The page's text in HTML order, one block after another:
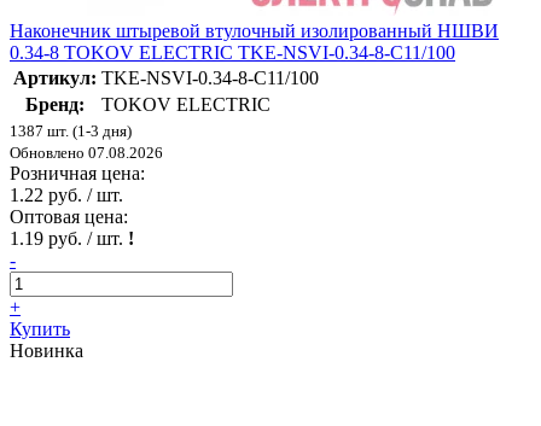
Наконечник штыревой втулочный изолированный НШВИ
0.34-8 TOKOV ELECTRIC TKE-NSVI-0.34-8-C11/100
Артикул: TKE-NSVI-0.34-8-C11/100
Бренд:
TOKOV ELECTRIC
1387 шт. (1-3 дня)
Обновлено 07.08.2026
Розничная цена:
1.22 руб. / шт.
Оптовая цена:
1.19 руб. / шт. !
-
+
Купить
Новинка